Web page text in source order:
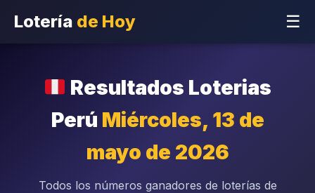
Lotería de Hoy ☰
Resultados Loterias
Perú Miércoles, 13 de
mayo de 2026
Todos los números ganadores de loterías de